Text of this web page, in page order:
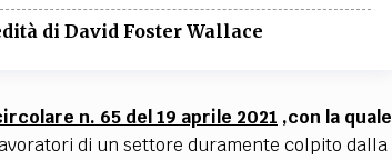
di David Foster Wallace
n. 65 del 19 aprile 2021 ,con la quale
di un settore duramente colpito dalla